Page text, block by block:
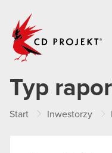
Typ
Start Inwestorzy